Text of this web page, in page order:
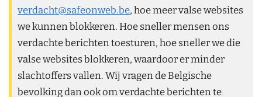
verdacht@safeonweb.be, hoe meer valse websites
we kunnen blokkeren. Hoe sneller mensen ons
verdachte berichten toesturen, hoe sneller we die
valse websites blokkeren, waardoor er minder
slachtoffers vallen. Wij vragen de Belgische
bevolking dan ook om verdachte berichten te